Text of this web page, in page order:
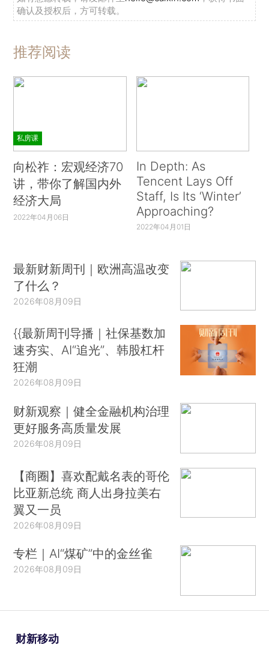
确认及授权后，方可转载。
推荐阅读
私房课
向松祚：宏观经济70
讲，带你了解国内外
经济大局
2022年04月06日
In Depth: As
Tencent Lays Off
Staff, Is Its ‘Winter’
Approaching?
2022年04月01日
最新财新周刊｜欧洲高温改变
了什么？
2026年08月09日
{{最新周刊导播｜社保基数加
速夯实、AI“追光”、韩股杠杆
狂潮
2026年08月09日
财新观察｜健全金融机构治理
更好服务高质量发展
2026年08月09日
【商圈】喜欢配戴名表的哥伦
比亚新总统 商人出身拉美右
翼又一员
2026年08月09日
专栏｜AI“煤矿”中的金丝雀
2026年08月09日
财新移动